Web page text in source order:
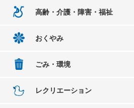
高齢・介護・障害・福祉
おくやみ
ごみ・環境
レクリエーション